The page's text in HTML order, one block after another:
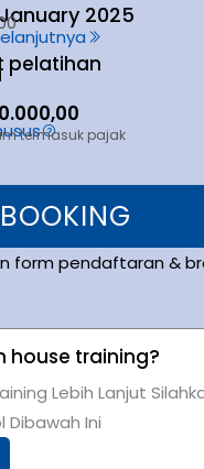
2025
pelatihan
termasuk pajak
BOOKING
form pendaftaran &
house training?
Lebih Lanjut
Dibawah Ini